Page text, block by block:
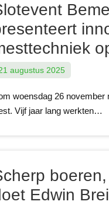
augustus 2025
woensdag 26 november
Vijf jaar lang werkten…
Edwin